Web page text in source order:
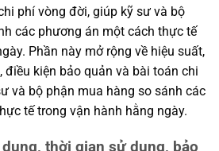
phí vòng đời, giúp kỹ sư và bộ
các phương án một cách thực tế
Phần này mở rộng về hiệu suất,
điều kiện bảo quản và bài toán chi
và bộ phận mua hàng so sánh các
tế trong vận hành hằng ngày.
thời gian sử dụng, bảo